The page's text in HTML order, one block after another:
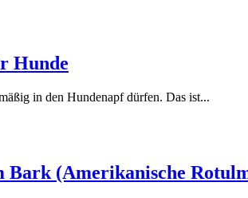
Hunde
in den Hundenapf dürfen. Das ist...
(Amerikanische